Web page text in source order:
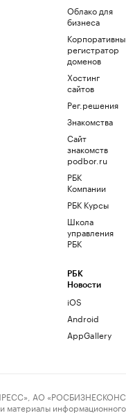
Облако для
бизнеса
регистратор
доменов
Хостинг
сайтов
Рег.решения
Знакомства
Сайт
знакомств
podbor.ru
РБК
Компании
РБК Курсы
Школа
управления
РБК
РБК
Новости
iOS
Android
AppGallery
АО
информационного